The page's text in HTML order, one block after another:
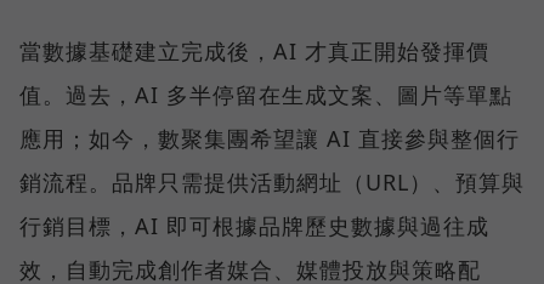
當數據基礎建立完成後，AI 才真正開始發揮價
值。過去，AI 多半停留在生成文案、圖片等單點
應用；如今，數聚集團希望讓 AI 直接參與整個行
銷流程。品牌只需提供活動網址（URL）、預算與
行銷目標，AI 即可根據品牌歷史數據與過往成
效，自動完成創作者媒合、媒體投放與策略配